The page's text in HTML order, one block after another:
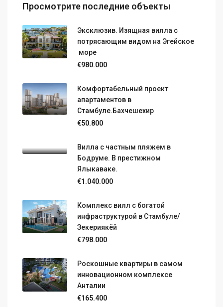
Просмотрите последние объекты
Эксклюзив. Изящная вилла с
потрясающим видом на Эгейское
море
€980.000
Комфортабельный проект
апартаментов в
Стамбуле.Бахчешехир
€50.800
Вилла с частным пляжем в
Бодруме. В престижном
Ялыкаваке.
€1.040.000
Комплекс вилл с богатой
инфраструктурой в Стамбуле/
Зекериякёй
€798.000
Роскошные квартиры в самом
инновационном комплексе
Анталии
€165.400